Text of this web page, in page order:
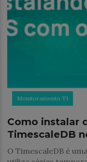
Monitoramento TI
Como instalar
TimescaleDB
O TimescaleDB é